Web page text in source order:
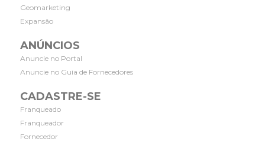
Geomarketing
Expansão
ANÚNCIOS
Anuncie no Portal
Anuncie no Guia de Fornecedores
CADASTRE-SE
Franqueado
Franqueador
Fornecedor